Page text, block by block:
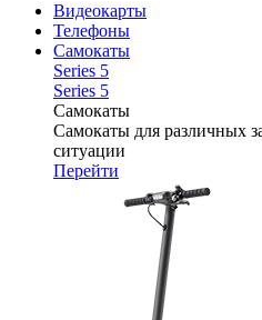
Видеокарты
Телефоны
Самокаты
Series 5
Series 5
Самокаты
Самокаты для различных
ситуации
Перейти